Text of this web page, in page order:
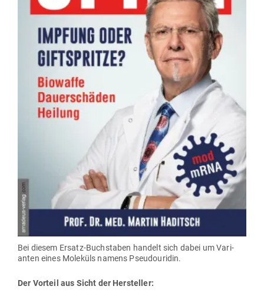
Bei diesem Ersatz-Buch­staben handelt sich dabei um Vari­
anten eines Moleküls namens Pseudouridin.
Der Vorteil aus Sicht der Hersteller: